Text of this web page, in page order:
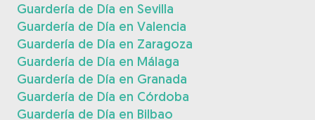
Guardería de Día en Sevilla
Guardería de Día en Valencia
Guardería de Día en Zaragoza
Guardería de Día en Málaga
Guardería de Día en Granada
Guardería de Día en Córdoba
Guardería de Día en Bilbao